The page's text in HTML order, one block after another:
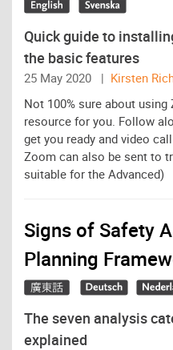
Quick guide to
the basic features
25 May 2020 | Kirsten
Not 100% sure about
resource for you. Follow
get you ready and video
Zoom can also be sent to
suitable for the Advanced)
Signs of Safety
Planning
The seven analysis
explained